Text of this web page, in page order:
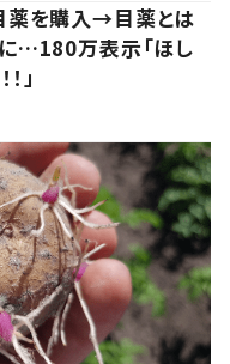
薬を購入→目薬とは
…180万表示「ほし
」